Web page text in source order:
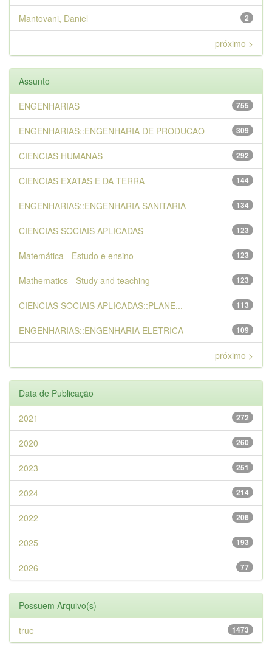
2
Mantovani, Daniel
próximo >
Assunto
755
ENGENHARIAS
309
ENGENHARIAS::ENGENHARIA DE PRODUCAO
292
CIENCIAS HUMANAS
144
CIENCIAS EXATAS E DA TERRA
134
ENGENHARIAS::ENGENHARIA SANITARIA
123
CIENCIAS SOCIAIS APLICADAS
123
Matemática - Estudo e ensino
123
Mathematics - Study and teaching
113
CIENCIAS SOCIAIS APLICADAS::PLANE...
109
ENGENHARIAS::ENGENHARIA ELETRICA
próximo >
Data de Publicação
272
2021
260
2020
251
2023
214
2024
206
2022
193
2025
77
2026
Possuem Arquivo(s)
1473
true